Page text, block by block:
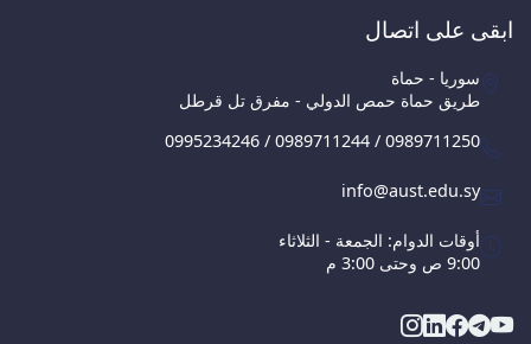
ابقى على اتصال
سوريا - حماة
طريق حماة حمص الدولي - مفرق تل قرطل
0995234246 / 0989711244 / 0989711250
info@aust.edu.sy
أوقات الدوام: الجمعة - الثلاثاء
9:00 ص وحتى 3:00 م